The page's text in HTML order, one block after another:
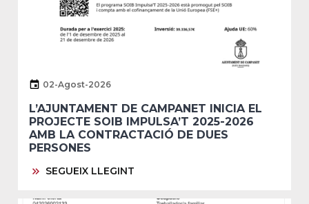
02-Agost-2026
L’AJUNTAMENT DE CAMPANET INICIA EL
PROJECTE SOIB IMPULSA’T 2025-2026
AMB LA CONTRACTACIÓ DE DUES
PERSONES
SEGUEIX LLEGINT